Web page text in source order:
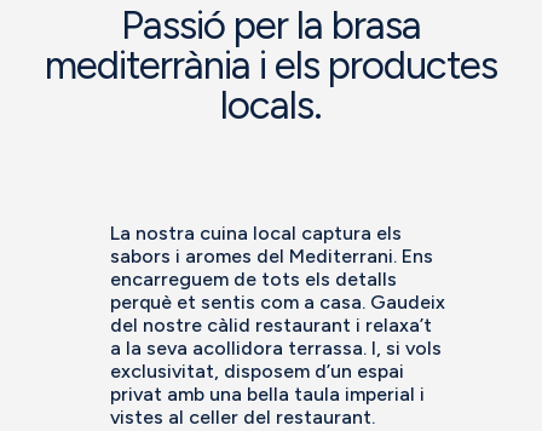
Passió per la brasa
mediterrània i els productes
locals.
La nostra cuina local captura els
sabors i aromes del Mediterrani. Ens
encarreguem de tots els detalls
perquè et sentis com a casa. Gaudeix
del nostre càlid restaurant i relaxa’t
a la seva acollidora terrassa. I, si vols
exclusivitat, disposem d’un espai
privat amb una bella taula imperial i
vistes al celler del restaurant.